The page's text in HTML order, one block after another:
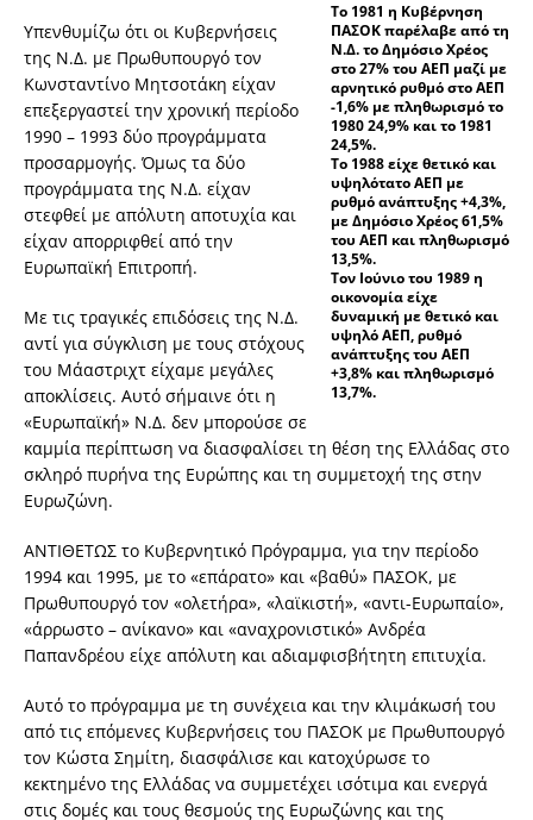
Το 1981 η Κυβέρνηση
ΠΑΣΟΚ παρέλαβε από τη
Ν.Δ. το Δημόσιο Χρέος
στο 27% του ΑΕΠ μαζί με
αρνητικό ρυθμό στο ΑΕΠ
-1,6% με πληθωρισμό το
1980 24,9% και το 1981
24,5%.
Το 1988 είχε θετικό και
υψηλότατο ΑΕΠ με
ρυθμό ανάπτυξης +4,3%,
με Δημόσιο Χρέος 61,5%
του ΑΕΠ και πληθωρισμό
13,5%.
Τον Ιούνιο του 1989 η
οικονομία είχε
δυναμική με θετικό και
υψηλό ΑΕΠ, ρυθμό
ανάπτυξης του ΑΕΠ
+3,8% και πληθωρισμό
13,7%.
Υπενθυμίζω ότι οι Κυβερνήσεις
της Ν.Δ. με Πρωθυπουργό τον
Κωνσταντίνο Μητσοτάκη είχαν
επεξεργαστεί την χρονική περίοδο
1990 – 1993 δύο προγράμματα
προσαρμογής. Όμως τα δύο
προγράμματα της Ν.Δ. είχαν
στεφθεί με απόλυτη αποτυχία και
είχαν απορριφθεί από την
Ευρωπαϊκή Επιτροπή.
Με τις τραγικές επιδόσεις της Ν.Δ.
αντί για σύγκλιση με τους στόχους
του Μάαστριχτ είχαμε μεγάλες
αποκλίσεις. Αυτό σήμαινε ότι η
«Ευρωπαϊκή» Ν.Δ. δεν μπορούσε σε
καμμία περίπτωση να διασφαλίσει τη θέση της Ελλάδας στο
σκληρό πυρήνα της Ευρώπης και τη συμμετοχή της στην
Ευρωζώνη.
ΑΝΤΙΘΕΤΩΣ το Κυβερνητικό Πρόγραμμα, για την περίοδο
1994 και 1995, με το «επάρατο» και «βαθύ» ΠΑΣΟΚ, με
Πρωθυπουργό τον «ολετήρα», «λαϊκιστή», «αντι-Ευρωπαίο»,
«άρρωστο – ανίκανο» και «αναχρονιστικό» Ανδρέα
Παπανδρέου είχε απόλυτη και αδιαμφισβήτητη επιτυχία.
Αυτό το πρόγραμμα με τη συνέχεια και την κλιμάκωσή του
από τις επόμενες Κυβερνήσεις του ΠΑΣΟΚ με Πρωθυπουργό
τον Κώστα Σημίτη, διασφάλισε και κατοχύρωσε το
κεκτημένο της Ελλάδας να συμμετέχει ισότιμα και ενεργά
στις δομές και τους θεσμούς της Ευρωζώνης και της